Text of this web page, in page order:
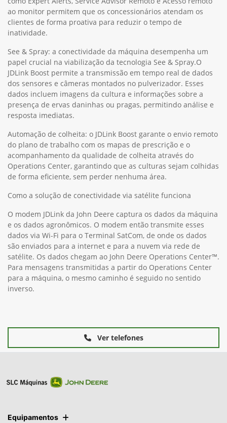
Suporte Conectado: clientes e concessionários podem
colaborar melhor para permitir um serviço proativo e tempos
de resposta mais rápidos para qualquer problema. Soluções
como Expert Alerts, Service Advisor Remoto e Acesso remoto
ao monitor permitem que os concessionários atendam os
clientes de forma proativa para reduzir o tempo de
inatividade.
See & Spray: a conectividade da máquina desempenha um
papel crucial na viabilização da tecnologia See & Spray.O
JDLink Boost permite a transmissão em tempo real de dados
dos sensores e câmeras montados no pulverizador. Esses
dados incluem imagens da cultura e informações sobre a
presença de ervas daninhas ou pragas, permitindo análise e
resposta imediatas.
Automação de colheita: o JDLink Boost garante o envio remoto
do plano de trabalho com os mapas de prescrição e o
acompanhamento da qualidade de colheita através do
Operations Center, garantindo que as culturas sejam colhidas
de forma eficiente, sem perder nenhuma área.
Como a solução de conectividade via satélite funciona
O modem JDLink da John Deere captura os dados da máquina
e os dados agronômicos. O modem então transmite esses
dados via Wi-Fi para o Terminal SatCom, de onde os dados
são enviados para a internet e para a nuvem via rede de
satélite. Os dados chegam ao John Deere Operations Center™.
inverso.